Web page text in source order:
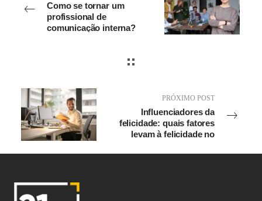
Como se tornar um
profissional de
comunicação interna?
PRÓXIMO POST
Influenciadores da
felicidade: quais fatores
levam à felicidade no